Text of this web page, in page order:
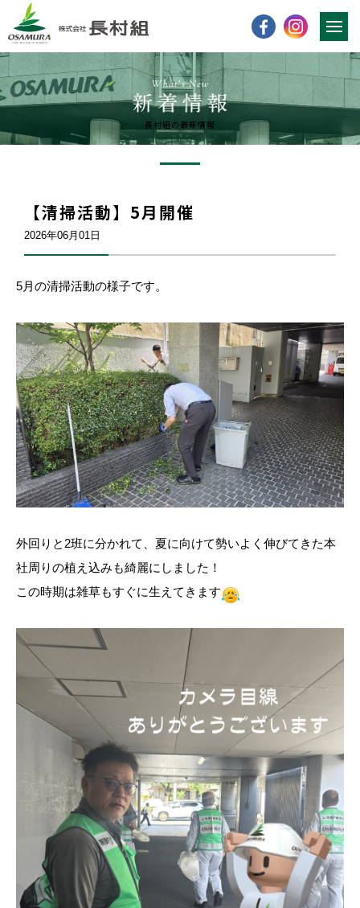
What’s New
長村組の最新情報
【清掃活動】5月開催
2026年06月01日
5月の清掃活動の様子です。
外回りと2班に分かれて、夏に向けて勢いよく伸びてきた本
社周りの植え込みも綺麗にしました！
この時期は雑草もすぐに生えてきます